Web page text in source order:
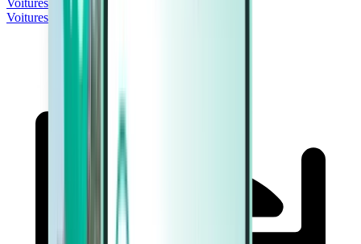
Voitures
Voitures